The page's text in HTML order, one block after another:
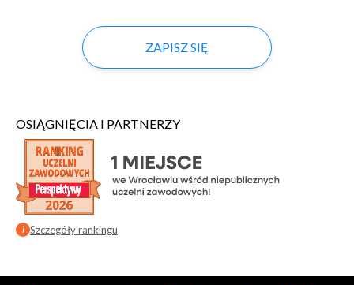
ZAPISZ SIĘ
OSIĄGNIĘCIA I PARTNERZY
i Szczegóły rankingu